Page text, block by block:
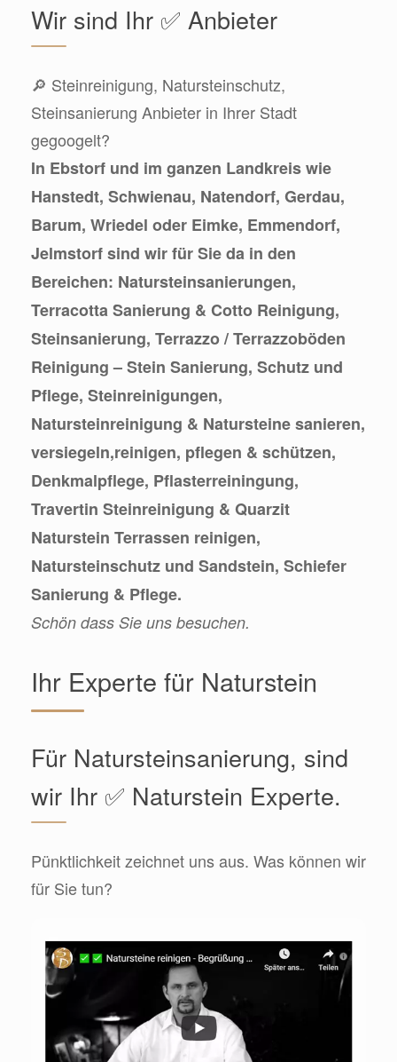
Wir sind Ihr ✅ Anbieter
🔎 Steinreinigung, Natursteinschutz,
Steinsanierung Anbieter in Ihrer Stadt
gegoogelt?
In Ebstorf und im ganzen Landkreis wie
Hanstedt, Schwienau, Natendorf, Gerdau,
Barum, Wriedel oder Eimke, Emmendorf,
Jelmstorf sind wir für Sie da in den
Bereichen: Natursteinsanierungen,
Terracotta Sanierung & Cotto Reinigung,
Steinsanierung, Terrazzo / Terrazzoböden
Reinigung – Stein Sanierung, Schutz und
Pflege, Steinreinigungen,
Natursteinreinigung & Natursteine sanieren,
versiegeln,reinigen, pflegen & schützen,
Denkmalpflege, Pflasterreiningung,
Travertin Steinreinigung & Quarzit
Naturstein Terrassen reinigen,
Natursteinschutz und Sandstein, Schiefer
Sanierung & Pflege.
Schön dass Sie uns besuchen.
Ihr Experte für Naturstein
Für Natursteinsanierung, sind
wir Ihr ✅ Naturstein Experte.
Pünktlichkeit zeichnet uns aus. Was können wir
für Sie tun?